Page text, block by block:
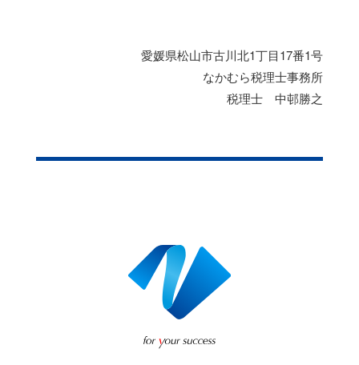
愛媛県松山市古川北1丁目17番1号
なかむら税理士事務所
税理士 中邨勝之